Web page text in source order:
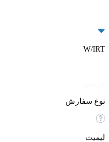
W/IRT
نوع سفارش
لیمیت